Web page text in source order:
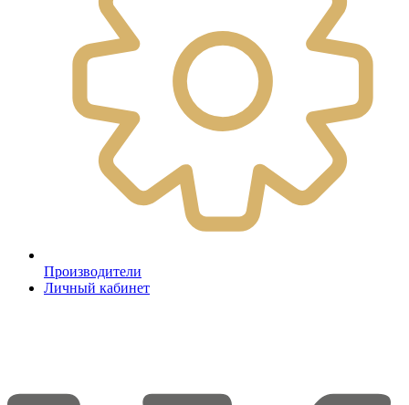
Производители
Личный кабинет